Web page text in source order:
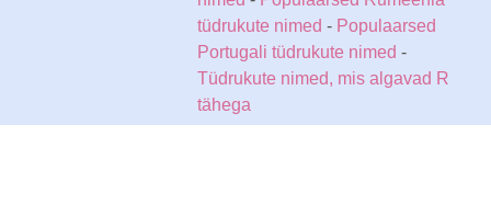
tüdrukute nimed - Populaarsed
Portugali tüdrukute nimed -
Tüdrukute nimed, mis algavad R
tähega